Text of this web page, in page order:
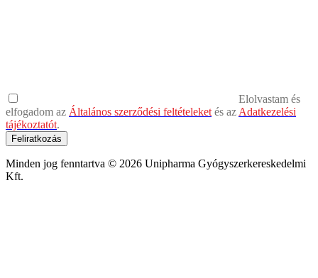
Elolvastam és
elfogadom az Általános szerződési feltételeket és az Adatkezelési
tájékoztatót.
Feliratkozás
Minden jog fenntartva © 2026 Unipharma Gyógyszerkereskedelmi
Kft.